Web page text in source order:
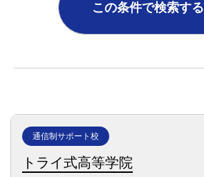
この条件で検索する
通信制サポート校
トライ式高等学院